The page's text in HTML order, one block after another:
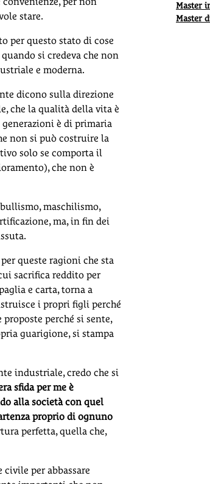
stare.
per questo stato di cose
si credeva che non
e moderna.
dicono sulla direzione
che la qualità della vita è
è di primaria
non si può costruire la
solo se comporta il
che non è
maschilismo,
ma, in fin dei
queste ragioni che sta
sacrifica reddito per
e carta, torna a
i propri figli perché
perché si sente,
guarigione, si stampa
industriale, credo che si
sfida per me è
alla società con quel
proprio di ognuno
perfetta, quella che,
per abbassare
Master
Master